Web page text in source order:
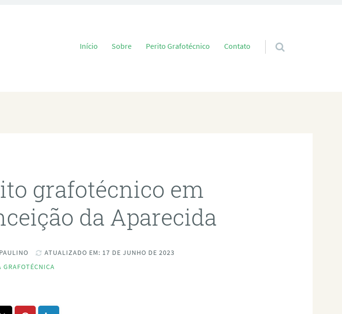
Pular para o conteúdo
Início Sobre Perito Grafotécnico Contato
grafotécnico em
da Aparecida
ATUALIZADO EM: 17 DE JUNHO DE 2023
GRAFOTÉCNICA